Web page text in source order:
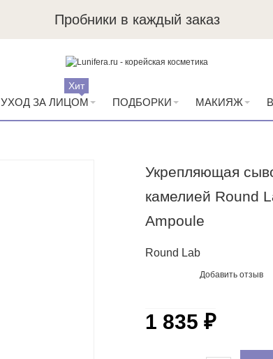
Пробники в каждый заказ
УХОД ЗА ЛИЦОМ
Хит
ПОДБОРКИ МАКИЯЖ
Укрепляющая
камелией Round
Ampoule
Round Lab
Добавить отзыв
1 835 ₽